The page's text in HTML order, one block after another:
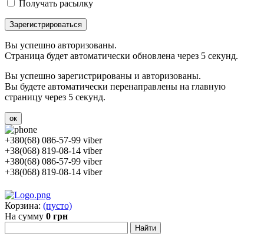
Получать расылку
Зарегистрироваться
Вы успешно авторизованы.
Страница будет автоматически обновлена через 5 секунд.
Вы успешно зарегистрированы и авторизованы.
Вы будете автоматически перенаправлены на главную
страницу через 5 секунд.
ок
+380(68) 086-57-99 viber
+38(068) 819-08-14 viber
+380(68) 086-57-99 viber
+38(068) 819-08-14 viber
Корзина: (пусто)
На сумму 0 грн